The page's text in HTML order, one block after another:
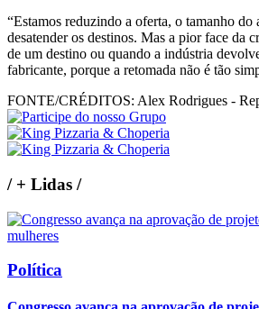
“Estamos reduzindo a oferta, o tamanho do
desatender os destinos. Mas a pior face da
de um destino ou quando a indústria
fabricante, porque a retomada não é tão
FONTE/CRÉDITOS: Alex Rodrigues -
/+ Lidas /
Política